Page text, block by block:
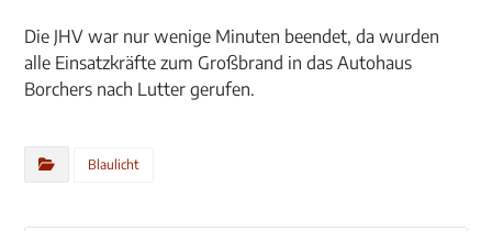
Die JHV war nur wenige Minuten beendet, da wurden
alle Einsatzkräfte zum Großbrand in das Autohaus
Borchers nach Lutter gerufen.
Blaulicht